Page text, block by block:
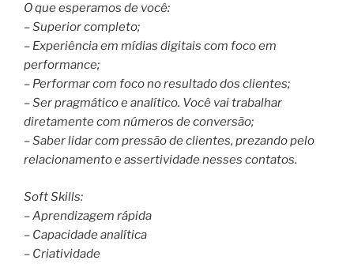
O que esperamos de você:
– Superior completo;
– Experiência em mídias digitais com foco em
performance;
– Performar com foco no resultado dos clientes;
– Ser pragmático e analítico. Você vai trabalhar
diretamente com números de conversão;
– Saber lidar com pressão de clientes, prezando pelo
relacionamento e assertividade nesses contatos.
Soft Skills:
– Aprendizagem rápida
– Capacidade analítica
– Criatividade